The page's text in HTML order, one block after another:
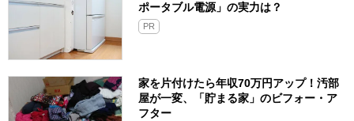
ポータブル電源」の実力は？​
PR
家を片付けたら年収70万円アップ！汚部
屋が一変、「貯まる家」のビフォー・ア
フター